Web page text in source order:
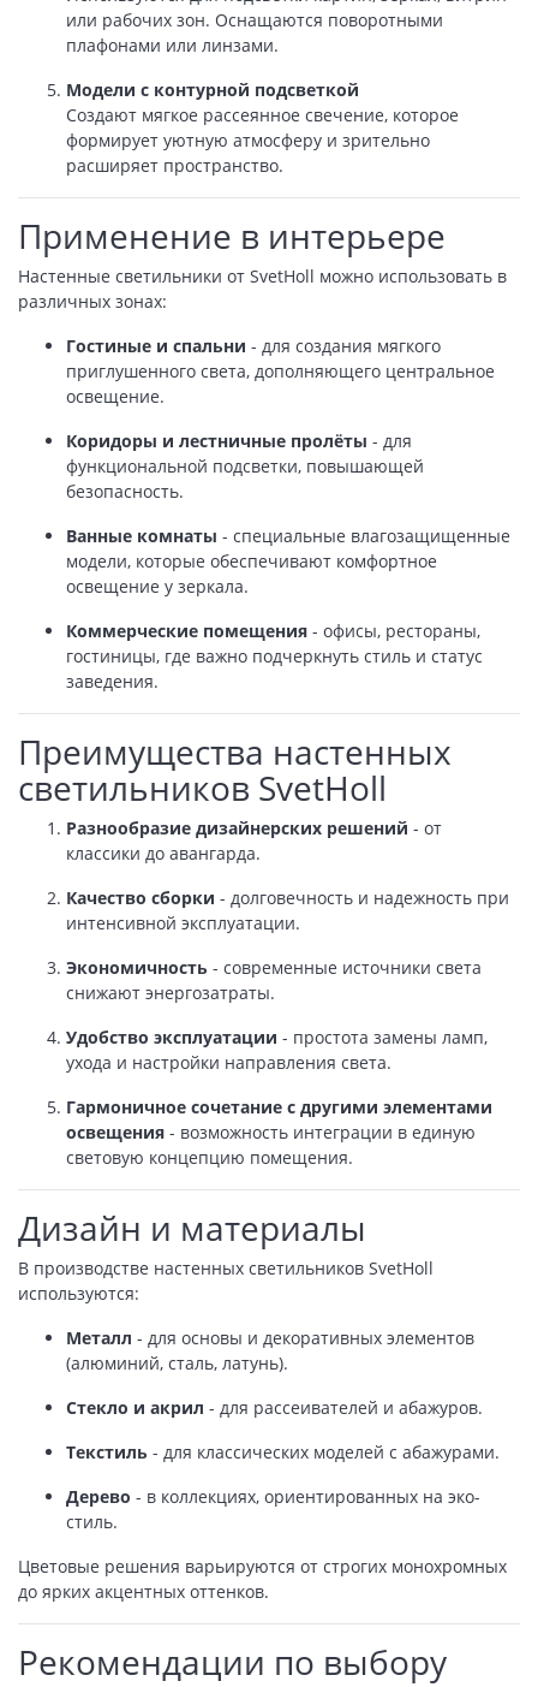
или рабочих зон. Оснащаются поворотными
плафонами или линзами.
Модели с контурной подсветкой
Создают мягкое рассеянное свечение, которое
формирует уютную атмосферу и зрительно
расширяет пространство.
Применение в интерьере
Настенные светильники от SvetHoll можно использовать в
различных зонах:
Гостиные и спальни - для создания мягкого
приглушенного света, дополняющего центральное
освещение.
Коридоры и лестничные пролёты - для
функциональной подсветки, повышающей
безопасность.
Ванные комнаты - специальные влагозащищенные
модели, которые обеспечивают комфортное
освещение у зеркала.
Коммерческие помещения - офисы, рестораны,
гостиницы, где важно подчеркнуть стиль и статус
заведения.
Преимущества настенных
светильников SvetHoll
Разнообразие дизайнерских решений - от
классики до авангарда.
Качество сборки - долговечность и надежность при
интенсивной эксплуатации.
Экономичность - современные источники света
снижают энергозатраты.
Удобство эксплуатации - простота замены ламп,
ухода и настройки направления света.
Гармоничное сочетание с другими элементами
освещения - возможность интеграции в единую
световую концепцию помещения.
Дизайн и материалы
В производстве настенных светильников SvetHoll
используются:
Металл - для основы и декоративных элементов
(алюминий, сталь, латунь).
Стекло и акрил - для рассеивателей и абажуров.
Текстиль - для классических моделей с абажурами.
Дерево - в коллекциях, ориентированных на эко-
стиль.
Цветовые решения варьируются от строгих монохромных
до ярких акцентных оттенков.
Рекомендации по выбору